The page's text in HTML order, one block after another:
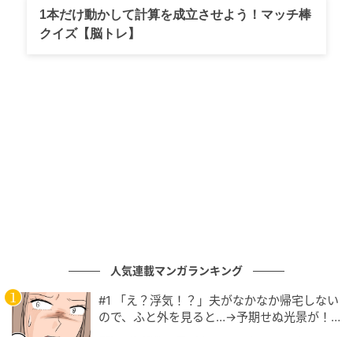
1本だけ動かして計算を成立させよう！マッチ棒
クイズ【脳トレ】
人気連載マンガランキング
#1 「え？浮気！？」夫がなかなか帰宅しない
ので、ふと外を見ると…→予期せぬ光景が！